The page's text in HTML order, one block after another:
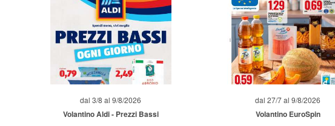
dal 3/8 al 9/8/2026
Volantino Aldi - Prezzi Bassi
dal 27/7 al 9/8/2026
Volantino EuroSpin